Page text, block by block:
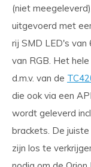
(niet
uitgevoerd met
rij SMD LED's van
van RGB. Het
d.m.v. van de
die ook via een
wordt geleverd
brackets. De juiste
zijn los te